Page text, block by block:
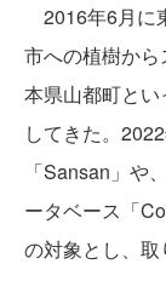
2016年6月に
市への植樹か
本県山都町と
してきた。
「Sansan」や
ータベース「
の対象とし、取